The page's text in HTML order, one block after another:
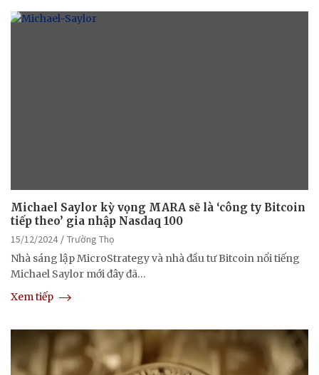
Michael Saylor kỳ vọng MARA sẽ là ‘công ty Bitcoin
tiếp theo’ gia nhập Nasdaq 100
15/12/2024
Trường Thọ
Nhà sáng lập MicroStrategy và nhà đầu tư Bitcoin nổi tiếng
Michael Saylor mới đây đã…
Xem tiếp